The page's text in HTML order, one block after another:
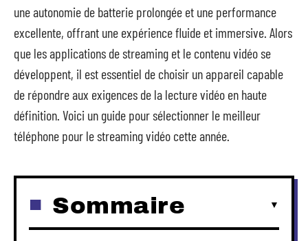
une autonomie de batterie prolongée et une performance
excellente, offrant une expérience fluide et immersive. Alors
que les applications de streaming et le contenu vidéo se
développent, il est essentiel de choisir un appareil capable
de répondre aux exigences de la lecture vidéo en haute
définition. Voici un guide pour sélectionner le meilleur
téléphone pour le streaming vidéo cette année.
Sommaire